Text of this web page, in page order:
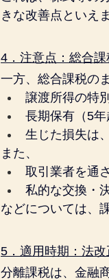
きな改善点といえ
4．注意点：総合
一方、総合課税の
譲渡所得の特
長期保有（5
生じた損失は
また、
取引業者を通
私的な交換・
などについては、
5．適用時期：法
分離課税は、金融